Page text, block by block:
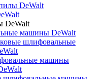
DeWalt
машины DeWalt
шлифовальные
машины